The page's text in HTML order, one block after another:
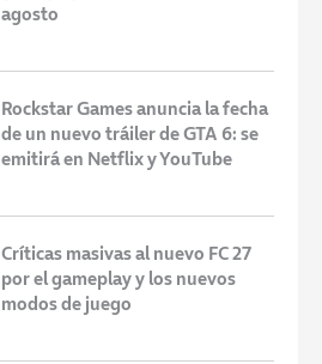
agosto
Rockstar Games anuncia la fecha
de un nuevo tráiler de GTA 6: se
emitirá en Netflix y YouTube
Críticas masivas al nuevo FC 27
por el gameplay y los nuevos
modos de juego